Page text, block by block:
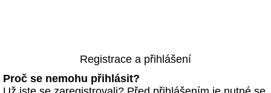
Registrace a přihlášení
Proč se nemohu přihlásit?